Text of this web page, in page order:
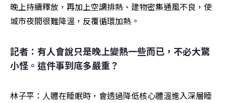
晚上持續釋放，再加上空調排熱、建物密集通風不良，使
城市夜間很難降溫，反覆循環加熱。
記者：有人會說只是晚上變熱一些而已，不必大驚
小怪。這件事到底多嚴重？
林子平：人體在睡眠時，會透過降低核心體溫進入深層睡